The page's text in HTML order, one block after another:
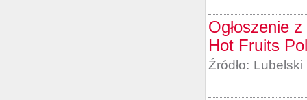
Ogłoszenie
Hot Fruits
Źródło: Lubelski